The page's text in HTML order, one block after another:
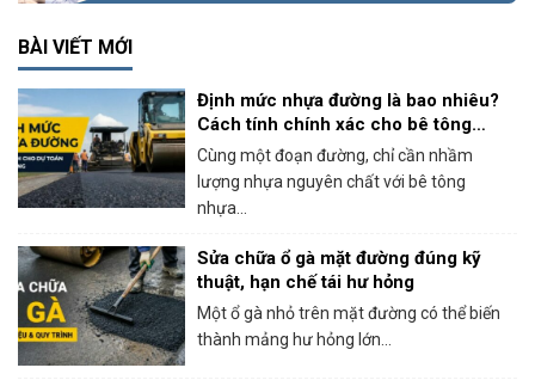
BÀI VIẾT MỚI
Định mức nhựa đường là bao nhiêu?
Cách tính chính xác cho bê tông
nhựa nóng
Cùng một đoạn đường, chỉ cần nhầm
lượng nhựa nguyên chất với bê tông
nhựa...
Sửa chữa ổ gà mặt đường đúng kỹ
thuật, hạn chế tái hư hỏng
Một ổ gà nhỏ trên mặt đường có thể biến
thành mảng hư hỏng lớn...